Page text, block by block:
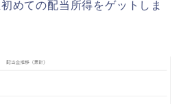
めての配当所得をゲットしま